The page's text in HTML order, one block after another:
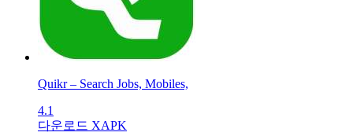
Quikr – Search Jobs, Mobiles,
4.1
다운로드 XAPK